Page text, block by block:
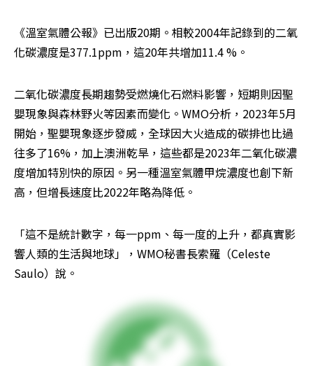
《溫室氣體公報》已出版20期。相較2004年記錄到的二氧
化碳濃度是377.1ppm，這20年共增加11.4 %。
二氧化碳濃度長期趨勢受燃燒化石燃料影響，短期則因聖
嬰現象與森林野火等因素而變化。WMO分析，2023年5月
開始，聖嬰現象逐步發威，全球因大火造成的碳排也比過
往多了16%，加上澳洲乾旱，這些都是2023年二氧化碳濃
度增加特別快的原因。另一種溫室氣體甲烷濃度也創下新
高，但增長速度比2022年略為降低。
「這不是統計數字，每一ppm、每一度的上升，都真實影
響人類的生活與地球」，WMO秘書長索羅（Celeste
Saulo）說。